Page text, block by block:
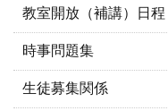
教室開放（補講）日程
時事問題集
生徒募集関係